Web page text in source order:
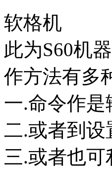
软格机
此为S60机
作方法有多
一.命令作是
二.或者到
三.或者也可